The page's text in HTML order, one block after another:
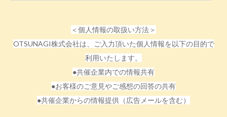
＜個人情報の取扱い方法＞
OTSUNAGI株式会社は、ご入力頂いた個人情報を以下の目的で
利用いたします。
●共催企業内での情報共有
●お客様のご意見やご感想の回答の共有
●共催企業からの情報提供（広告メールを含む）